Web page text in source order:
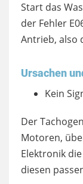
Start das
der Fehler
Antrieb, also
Ursachen
Kein
Der
Motoren,
Elektronik
diesen